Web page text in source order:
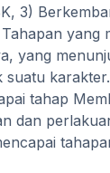
3)
yang
yang
suatu
tahap
dan